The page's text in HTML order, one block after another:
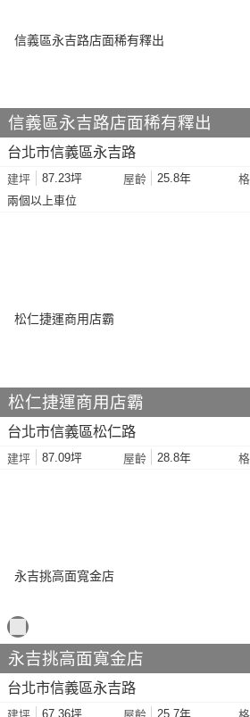
信義區永吉路店面稀有釋出
台北市信義區永吉路
建坪 87.23坪 屋齡 25.8年
兩個以上車位
松仁捷運商用店霸
台北市信義區松仁路
建坪 87.09坪 屋齡 28.8年
永吉挑高面寬金店
台北市信義區永吉路
67.36坪 25.7年